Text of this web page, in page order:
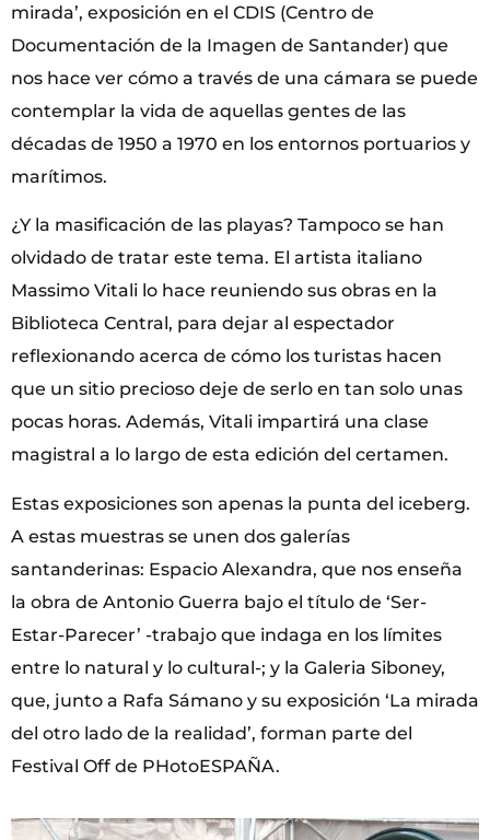
mirada’, exposición en el CDIS (Centro de
Documentación de la Imagen de Santander) que
nos hace ver cómo a través de una cámara se puede
contemplar la vida de aquellas gentes de las
décadas de 1950 a 1970 en los entornos portuarios y
marítimos.
¿Y la masificación de las playas? Tampoco se han
olvidado de tratar este tema. El artista italiano
Massimo Vitali lo hace reuniendo sus obras en la
Biblioteca Central, para dejar al espectador
reflexionando acerca de cómo los turistas hacen
que un sitio precioso deje de serlo en tan solo unas
pocas horas. Además, Vitali impartirá una clase
magistral a lo largo de esta edición del certamen.
Estas exposiciones son apenas la punta del iceberg.
A estas muestras se unen dos galerías
santanderinas: Espacio Alexandra, que nos enseña
la obra de Antonio Guerra bajo el título de ‘Ser-
Estar-Parecer’ -trabajo que indaga en los límites
entre lo natural y lo cultural-; y la Galeria Siboney,
que, junto a Rafa Sámano y su exposición ‘La mirada
del otro lado de la realidad’, forman parte del
Festival Off de PHotoESPAÑA.